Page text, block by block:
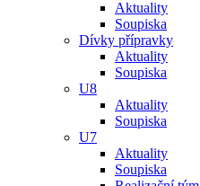
Aktuality
Soupiska
Dívky přípravky
Aktuality
Soupiska
U8
Aktuality
Soupiska
U7
Aktuality
Soupiska